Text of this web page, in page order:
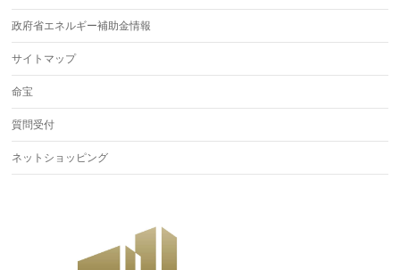
政府省エネルギー補助金情報
サイトマップ
命宝
質問受付
ネットショッピング